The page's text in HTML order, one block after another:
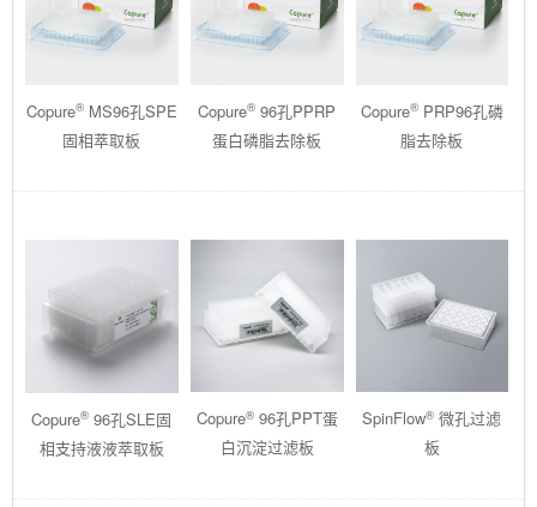
Copure®MS96孔SPE
固相萃取板
Copure® 96孔PPRP
蛋白磷脂去除板
Copure®PRP96孔磷
脂去除板
Copure® 96孔SLE固
相支持液液萃取板
Copure®96孔PPT蛋
白沉淀过滤板
SpinFlow® 微孔过滤
板